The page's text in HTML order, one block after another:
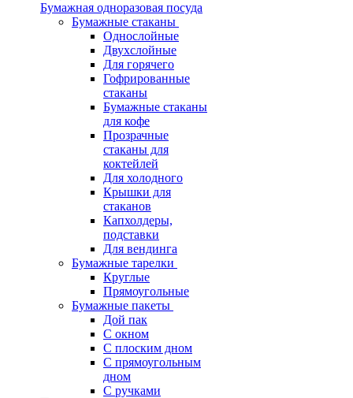
Бумажная одноразовая посуда
Бумажные стаканы
Однослойные
Двухслойные
Для горячего
Гофрированные
стаканы
Бумажные стаканы
для кофе
Прозрачные
стаканы для
коктейлей
Для холодного
Крышки для
стаканов
Капхолдеры,
подставки
Для вендинга
Бумажные тарелки
Круглые
Прямоугольные
Бумажные пакеты
Дой пак
С окном
С плоским дном
С прямоугольным
дном
С ручками